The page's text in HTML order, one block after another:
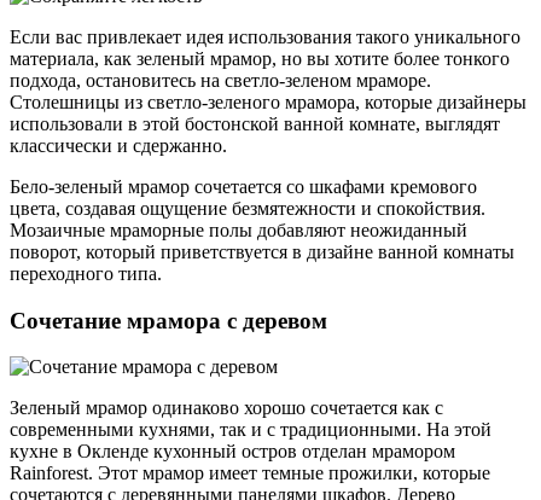
Если вас привлекает идея использования такого уникального
материала, как зеленый мрамор, но вы хотите более тонкого
подхода, остановитесь на светло-зеленом мраморе.
Столешницы из светло-зеленого мрамора, которые дизайнеры
использовали в этой бостонской ванной комнате, выглядят
классически и сдержанно.
Бело-зеленый мрамор сочетается со шкафами кремового
цвета, создавая ощущение безмятежности и спокойствия.
Мозаичные мраморные полы добавляют неожиданный
поворот, который приветствуется в дизайне ванной комнаты
переходного типа.
Сочетание мрамора с деревом
Зеленый мрамор одинаково хорошо сочетается как с
современными кухнями, так и с традиционными. На этой
кухне в Окленде кухонный остров отделан мрамором
Rainforest. Этот мрамор имеет темные прожилки, которые
сочетаются с деревянными панелями шкафов. Дерево